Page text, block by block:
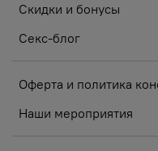
Скидки и бонусы
Секс-блог
Оферта и политика
Наши мероприятия